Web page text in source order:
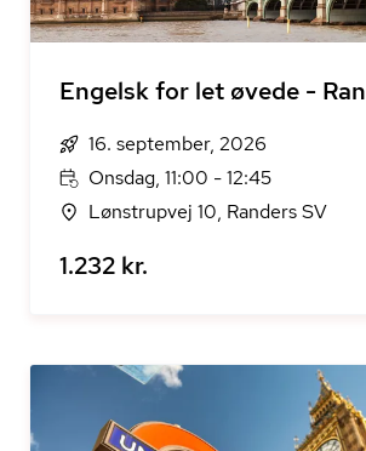
Engelsk for let øvede -
16. september, 2026
Onsdag, 11:00 - 12:45
Lønstrupvej 10, Randers SV
1.232 kr.